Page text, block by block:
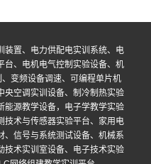
装置、电力供配电实训系统、电
台、电机电气控制实验设备、机
变频设备调速、可编程单片机
央空调实训设备、制冷制热实验
能源教学设备，电子学教学实验
技术与传感器实验平台、家用电
、信号与系统测试设备、机械系
技术实训室设备、电子技术实验